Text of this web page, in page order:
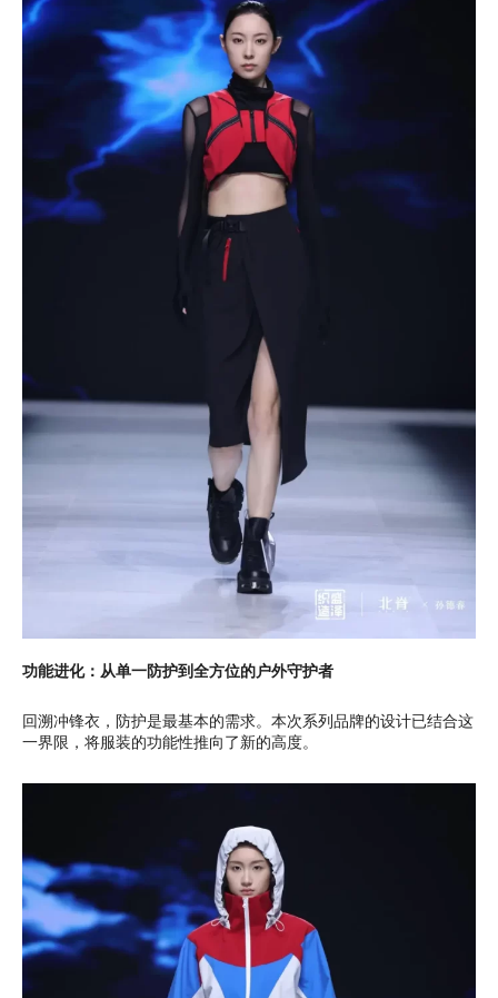
功能进化：从单一防护到全方位的户外守护者
回溯冲锋衣，防护是最基本的需求。本次系列品牌的设计已结合这
一界限，将服装的功能性推向了新的高度。